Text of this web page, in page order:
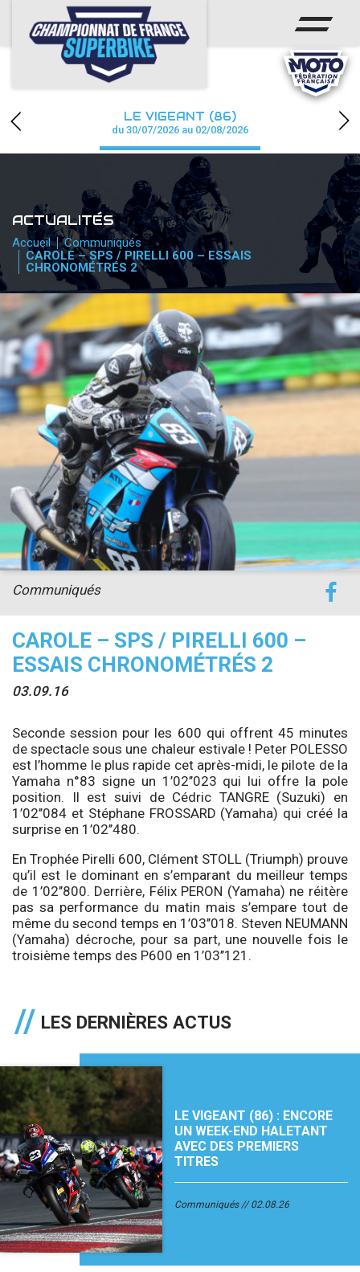
ACCUEIL
CHAMPIONNAT
CALENDRIER
PHOTOS / WEB TV
PARTENAIRES
PRESSE
PRESSE
accéder à la billetterie
LE VIGEANT (86)
du 30/07/2026 au 02/08/2026
ACTUALITÉS
Accueil
Communiqués
CAROLE – SPS / PIRELLI 600 – ESSAIS
CHRONOMÉTRÉS 2
CAROLE – SPS / PIRELLI 600 –
ESSAIS CHRONOMÉTRÉS 2
03.09.16
Communiqués
Seconde session pour les 600 qui offrent 45 minutes
de spectacle sous une chaleur estivale ! Peter POLESSO
est l’homme le plus rapide cet après-midi, le pilote de la
Yamaha n°83 signe un 1’02’’023 qui lui offre la pole
position. Il est suivi de Cédric TANGRE (Suzuki) en
1’02’’084 et Stéphane FROSSARD (Yamaha) qui créé la
surprise en 1’02’’480.
En Trophée Pirelli 600, Clément STOLL (Triumph) prouve
qu’il est le dominant en s’emparant du meilleur temps
de 1’02’’800. Derrière, Félix PERON (Yamaha) ne réitère
pas sa performance du matin mais s’empare tout de
même du second temps en 1’03’’018. Steven NEUMANN
(Yamaha) décroche, pour sa part, une nouvelle fois le
troisième temps des P600 en 1’03’’121.
LES DERNIÈRES ACTUS
LE VIGEANT (86) : ENCORE
UN WEEK-END HALETANT
AVEC DES PREMIERS
TITRES
Communiqués 02.08.26